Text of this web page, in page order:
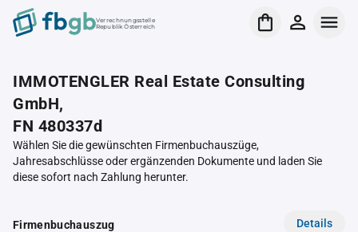
Verrechnungsstelle
Republik Österreich
IMMOTENGLER Real Estate Consulting
GmbH,
FN 480337d
Wählen Sie die gewünschten Firmenbuchauszüge,
Jahresabschlüsse oder ergänzenden Dokumente und laden Sie
diese sofort nach Zahlung herunter.
Firmenbuchauszug Details